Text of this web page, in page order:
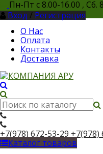
Пн-Пт с 8.00-16.00 , Сб.
Вход / Регистрация
О Нас
Оплата
Контакты
Доставка
+7(978) 672-53-29 +7(978)
Каталог товаров